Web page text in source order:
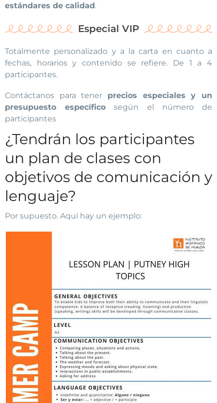
estándares de calidad.
Especial VIP
Totalmente personalizado y a la carta en cuanto a
fechas, horarios y contenido se refiere. De 1 a 4
participantes.
Contáctanos para tener precios especiales y un
presupuesto específico según el número de
participantes
¿Tendrán los participantes
un plan de clases con
objetivos de comunicación y
lenguaje?
Por supuesto. Aquí hay un ejemplo: